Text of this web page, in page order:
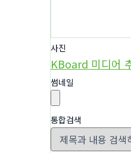
사진
KBoard 미디어
썸네일
통합검색